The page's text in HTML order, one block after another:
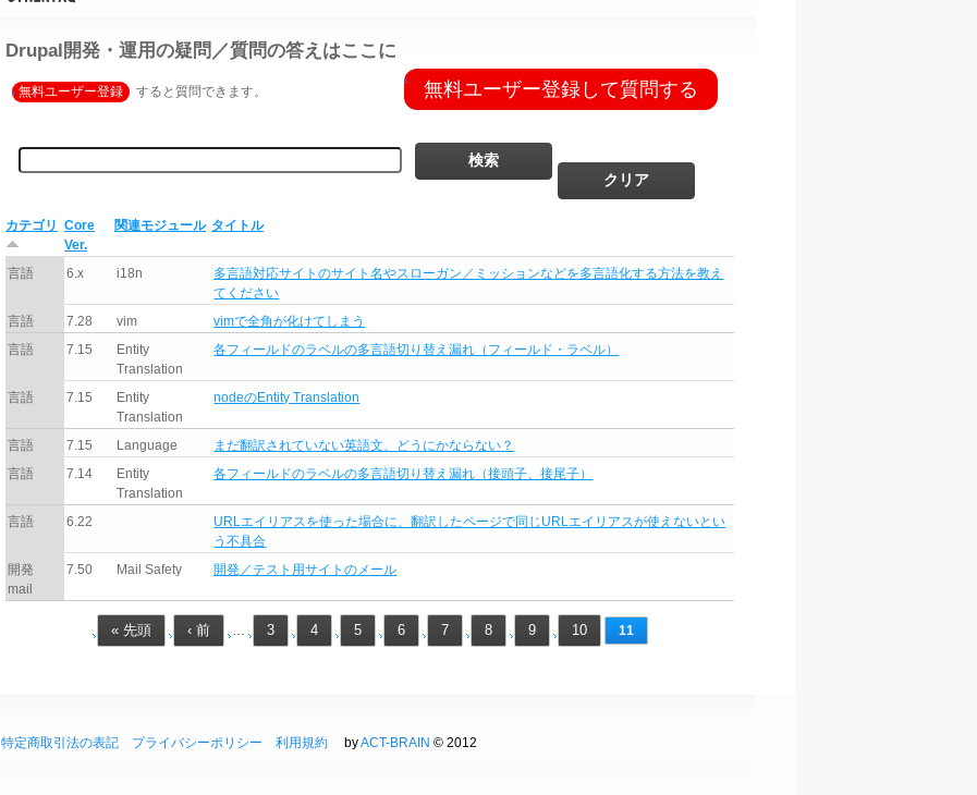
Drupal開発・運用の疑問／質問の答えはここに
無料ユーザー登録 すると質問できます。 無料ユーザー登録して質問する
カテゴリ Core
Ver.
関連モジュール タイトル
言語 6.x i18n
多言語対応サイトのサイト名やスローガン／ミッションなどを多言語化する方法を教え
てください
言語
7.28 vim
vimで全角が化けてしまう
言語
7.15
Entity
Translation
各フィールドのラベルの多言語切り替え漏れ（フィールド・ラベル）
言語 7.15
Entity
Translation
nodeのEntity Translation
言語 7.15 Language
まだ翻訳されていない英語文、どうにかならない？
言語
7.14
Entity
Translation
各フィールドのラベルの多言語切り替え漏れ（接頭子、接尾子）
言語 6.22
URLエイリアスを使った場合に、翻訳したページで同じURLエイリアスが使えないとい
う不具合
開発
mail
7.50 Mail Safety 開発／テスト用サイトのメール
« 先頭 ‹ 前 … 3 4 5 6 7 8 9 10 11
特定商取引法の表記 プライバシーポリシー 利用規約byACT-BRAIN © 2012